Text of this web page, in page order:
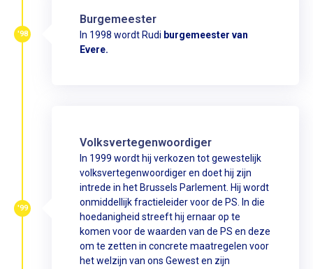
Burgemeester
In 1998 wordt Rudi burgemeester van
Evere.
'98
Volksvertegenwoordiger
In 1999 wordt hij verkozen tot gewestelijk
volksvertegenwoordiger en doet hij zijn
intrede in het Brussels Parlement. Hij wordt
onmiddellijk fractieleider voor de PS. In die
hoedanigheid streeft hij ernaar op te
komen voor de waarden van de PS en deze
om te zetten in concrete maatregelen voor
het welzijn van ons Gewest en zijn
'99